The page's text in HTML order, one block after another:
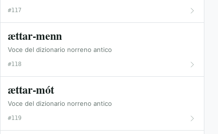
#117
ættar-menn
Voce del dizionario norreno antico
#118
ættar-mót
Voce del dizionario norreno antico
#119